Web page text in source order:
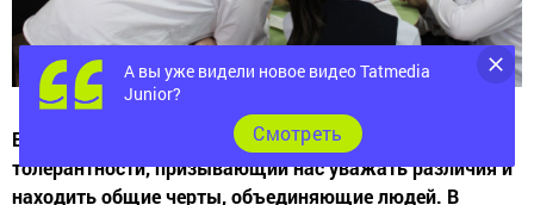
Ежегодно 16 ноября отмечается Международный день
толерантности, призывающий нас уважать различия и
находить общие черты, объединяющие людей. В
А вы уже видели новое видео Tatmedia
Junior?
Cмотреть